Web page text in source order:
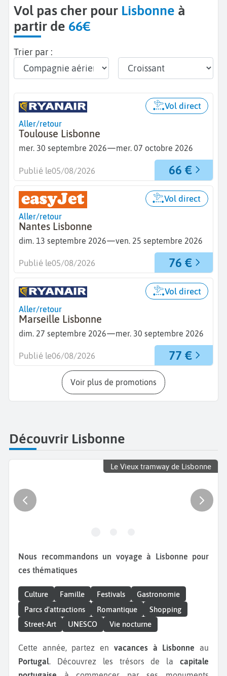
Vol pas cher pour Lisbonne à
partir de 66€
Trier par :
Aller/retour
Toulouse Lisbonne
mer. 30 septembre 2026—mer. 07 octobre 2026
Vol direct
66 €
Publié le05/08/2026
Aller/retour
Nantes Lisbonne
dim. 13 septembre 2026—ven. 25 septembre 2026
Vol direct
76 €
Publié le05/08/2026
Aller/retour
Marseille Lisbonne
dim. 27 septembre 2026—mer. 30 septembre 2026
Vol direct
77 €
Publié le06/08/2026
Voir plus de promotions
Découvrir Lisbonne
Le Vieux tramway de Lisbonne
Nous recommandons un voyage à Lisbonne pour
ces thématiques
Culture Famille Festivals
Gastronomie
Parcs d'attractions
Romantique
Shopping
Street-Art
UNESCO Vie nocturne
Cette année, partez en vacances à Lisbonne au
Portugal. Découvrez les trésors de la capitale